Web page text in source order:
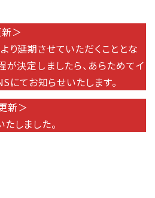
＞
り延期させていただくこととな
が決定しましたら、あらためてイ
にてお知らせいたします。
新＞
しました。